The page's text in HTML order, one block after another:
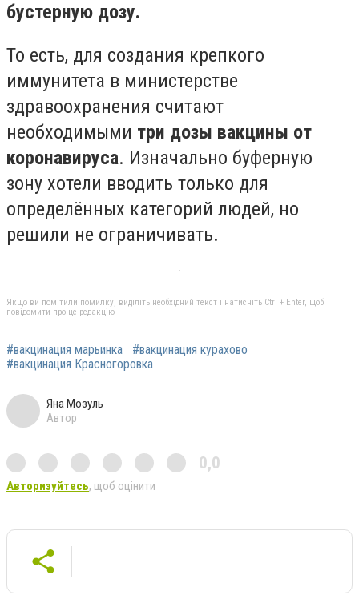
бустерную дозу.
То есть, для создания крепкого
иммунитета в министерстве
здравоохранения считают
необходимыми три дозы вакцины от
коронавируса. Изначально буферную
зону хотели вводить только для
определённых категорий людей, но
решили не ограничивать.
Якщо ви помітили помилку, виділіть необхідний текст і натисніть Ctrl + Enter, щоб
повідомити про це редакцію
#вакцинация марьинка
#вакцинация курахово
#вакцинация Красногоровка
Яна Мозуль
Автор
0,0
Авторизуйтесь, щоб оцінити